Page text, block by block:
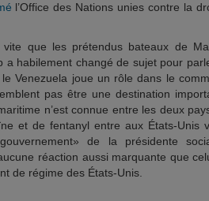
l’Office des Nations unies contre la
que les prétendus bateaux de
a habilement changé de sujet pour
Venezuela joue un rôle dans le
pas être une destination
n’est connue entre les deux
et de fentanyl entre aux États-Unis
de la présidente
réaction aussi marquante que
de régime des États-Unis.